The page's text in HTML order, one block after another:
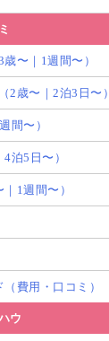
〜｜1週間〜）
2歳〜｜2泊3日〜）
間〜）
泊5日〜）
1週間〜）
費用・口コミ）
ウ